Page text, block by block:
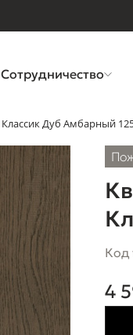
Сотрудничество
Дуб Амбарный
Код
4